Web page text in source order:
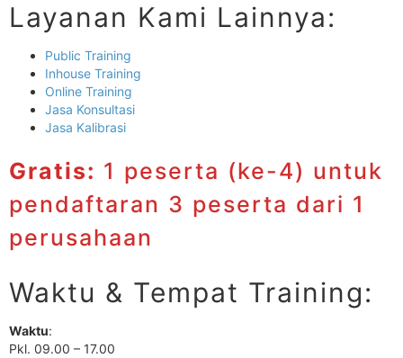
Layanan Kami Lainnya:
Public Training
Inhouse Training
Online Training
Jasa Konsultasi
Jasa Kalibrasi
Gratis: 1 peserta (ke-4) untuk
pendaftaran 3 peserta dari 1
perusahaan
Waktu & Tempat Training:
Waktu:
Pkl. 09.00 – 17.00